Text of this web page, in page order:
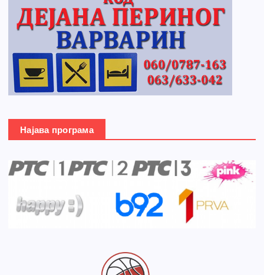
Најава програма